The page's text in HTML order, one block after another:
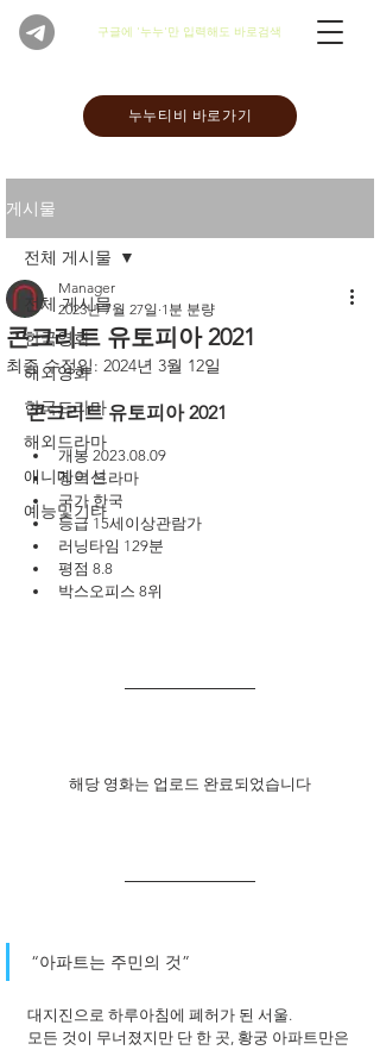
​구글에 '누누'만 입력해도 바로검색
누누티비 바로가기
게시물
전체 게시물
한국영화
해외영화
한국드라마
해외드라마
애니메이션
예능및기타
전체 게시물
콘크리트 유토피아 2021
Manager
2023년 7월 27일 1분 분량
최종 수정일: 2024년 3월 12일
콘크리트 유토피아 2021
개봉 2023.08.09
장르 드라마
국가 한국
등급 15세이상관람가
러닝타임 129분
평점 8.8
박스오피스 8위
해당 영화는 업로드 완료되었습니다
“아파트는 주민의 것”
대지진으로 하루아침에 폐허가 된 서울.
모든 것이 무너졌지만 단 한 곳, 황궁 아파트만은